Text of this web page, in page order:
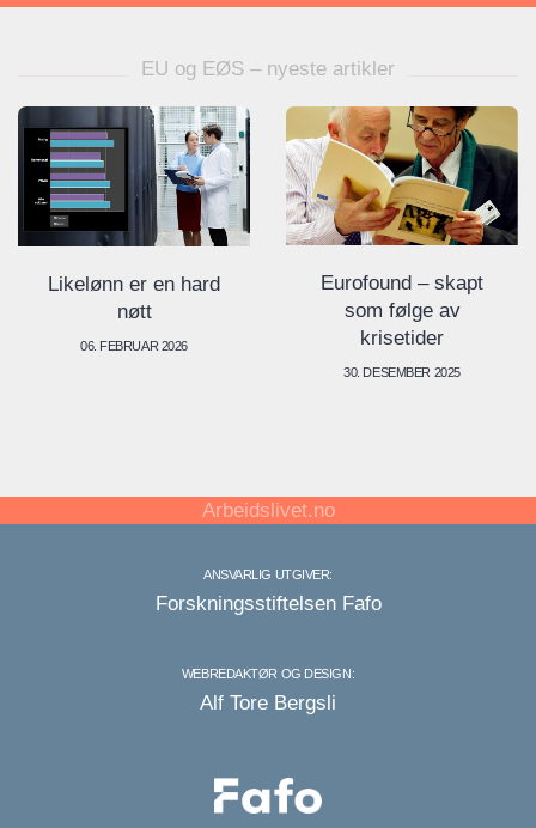
EU og EØS – nyeste artikler
Likelønn er en hard
nøtt
06. FEBRUAR 2026
Eurofound – skapt
som følge av
krisetider
30. DESEMBER 2025
Arbeidslivet.no
ANSVARLIG UTGIVER:
Forskningsstiftelsen Fafo
WEBREDAKTØR OG DESIGN:
Alf Tore Bergsli